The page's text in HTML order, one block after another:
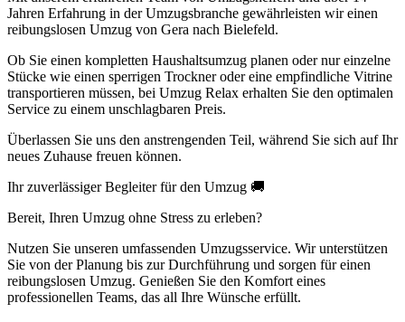
Jahren Erfahrung in der Umzugsbranche gewährleisten wir einen
reibungslosen Umzug von Gera nach Bielefeld.
Ob Sie einen kompletten Haushaltsumzug planen oder nur einzelne
Stücke wie einen sperrigen Trockner oder eine empfindliche Vitrine
transportieren müssen, bei Umzug Relax erhalten Sie den optimalen
Service zu einem unschlagbaren Preis.
Überlassen Sie uns den anstrengenden Teil, während Sie sich auf Ihr
neues Zuhause freuen können.
Ihr zuverlässiger Begleiter für den Umzug 🚚
Bereit, Ihren Umzug ohne Stress zu erleben?
Nutzen Sie unseren umfassenden Umzugsservice. Wir unterstützen
Sie von der Planung bis zur Durchführung und sorgen für einen
reibungslosen Umzug. Genießen Sie den Komfort eines
professionellen Teams, das all Ihre Wünsche erfüllt.